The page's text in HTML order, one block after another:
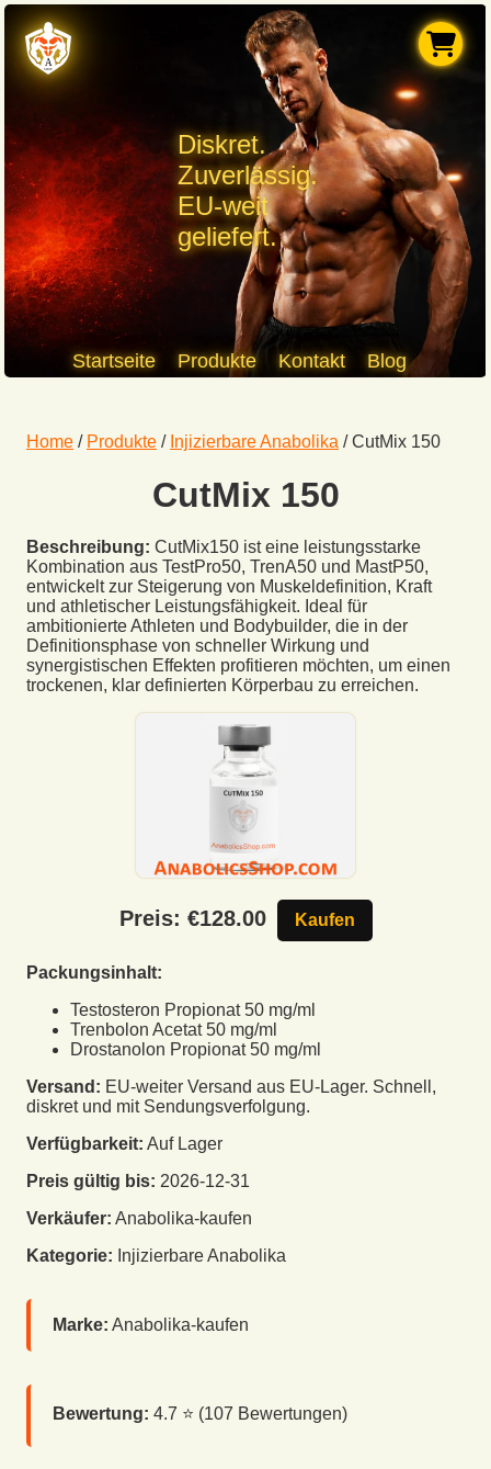
Diskret.
Zuverlässig.
EU-weit
geliefert.
Startseite Produkte Kontakt Blog
Home / Produkte / Injizierbare Anabolika /CutMix 150
CutMix 150
Beschreibung: CutMix150 ist eine leistungsstarke
Kombination aus TestPro50, TrenA50 und MastP50,
entwickelt zur Steigerung von Muskeldefinition, Kraft
und athletischer Leistungsfähigkeit. Ideal für
ambitionierte Athleten und Bodybuilder, die in der
Definitionsphase von schneller Wirkung und
synergistischen Effekten profitieren möchten, um einen
trockenen, klar definierten Körperbau zu erreichen.
Preis: €128.00 Kaufen
Packungsinhalt:
Testosteron Propionat 50 mg/ml
Trenbolon Acetat 50 mg/ml
Drostanolon Propionat 50 mg/ml
Versand: EU-weiter Versand aus EU-Lager. Schnell,
diskret und mit Sendungsverfolgung.
Verfügbarkeit: Auf Lager
Preis gültig bis: 2026-12-31
Verkäufer: Anabolika-kaufen
Kategorie: Injizierbare Anabolika
Marke: Anabolika-kaufen
Bewertung: 4.7 ⭐ (107 Bewertungen)